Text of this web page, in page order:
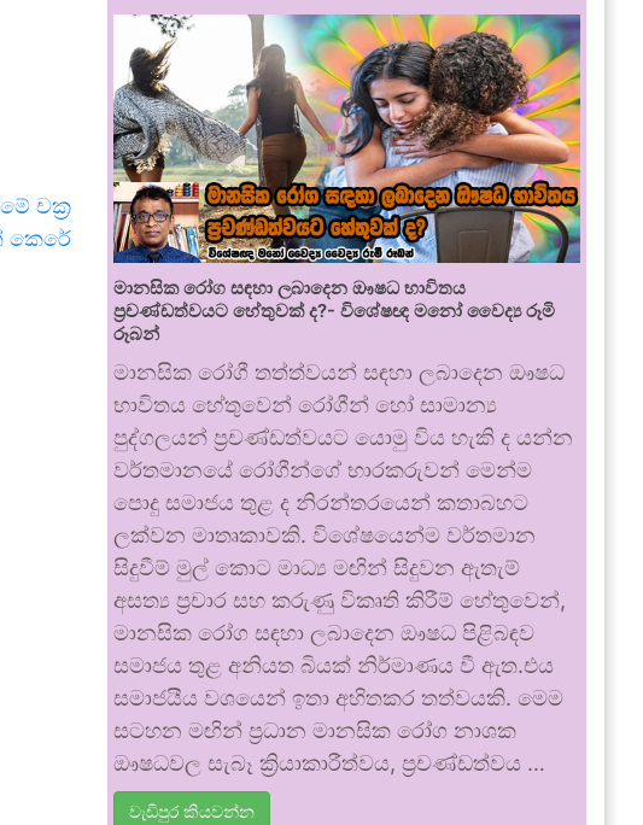
චක්‍ර
කෙරේ
මානසික රෝග සඳහා ලබාදෙන ඖෂධ භාවිතය
ප්‍රචණ්ඩත්වයට හේතුවක් ද?- විශේෂඥ මනෝ වෛද්‍ය රූමි
රූබන්
මානසික රෝගී තත්ත්වයන් සඳහා ලබාදෙන ඖෂධ
භාවිතය හේතුවෙන් රෝගීන් හෝ සාමාන්‍ය
පුද්ගලයන් ප්‍රචණ්ඩත්වයට යොමු විය හැකි ද යන්න
වර්තමානයේ රෝගීන්ගේ භාරකරුවන් මෙන්ම
පොදු සමාජය තුළ ද නිරන්තරයෙන් කතාබහට
ලක්වන මාතෘකාවකි. විශේෂයෙන්ම වර්තමාන
සිදුවීම් මුල් කොට මාධ්‍ය මඟින් සිදුවන ඇතැම්
අසත්‍ය ප්‍රචාර සහ කරුණු විකෘති කිරීම් හේතුවෙන්,
මානසික රෝග සඳහා ලබාදෙන ඖෂධ පිළිබඳව
සමාජය තුළ අනියත බියක් නිර්මාණය වී ඇත.එය
සමාජයීය වශයෙන් ඉතා අහිතකර තත්වයකි. මෙම
සටහන මඟින් ප්‍රධාන මානසික රෝග නාශක
ඖෂධවල සැබෑ ක්‍රියාකාරීත්වය, ප්‍රචණ්ඩත්වය …
වැඩිපුර කියවන්න